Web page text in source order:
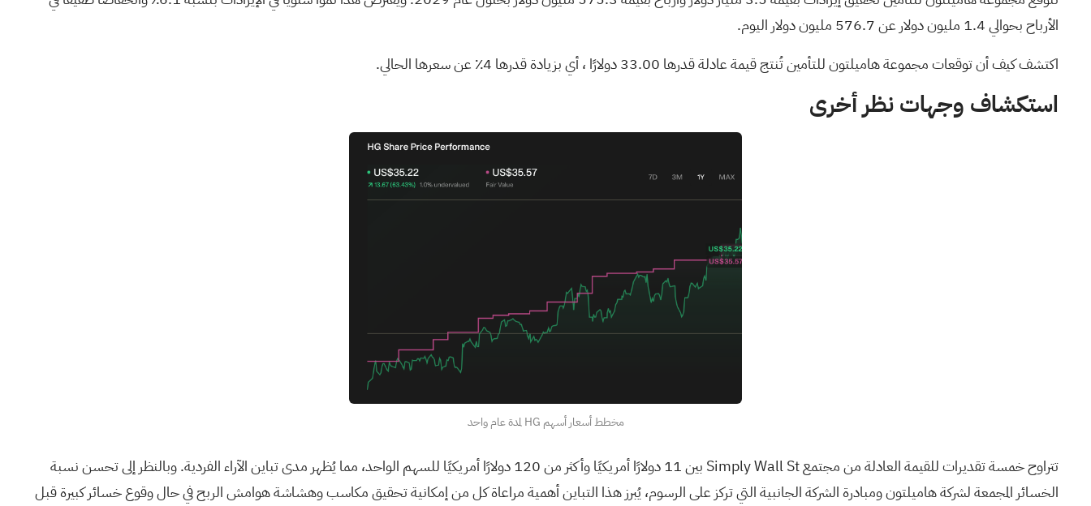
الأرباح بحوالي 1.4 مليون دولار عن 576.7 مليون دولار اليوم.
اكتشف كيف أن توقعات مجموعة هاميلتون للتأمين تُنتج قيمة عادلة قدرها 33.00 دولارًا
، أي بزيادة قدرها 4٪ عن سعرها الحالي.
استكشاف وجهات نظر أخرى
مخطط أسعار أسهم HG لمدة عام واحد
تتراوح خمسة تقديرات للقيمة العادلة من مجتمع Simply Wall St بين 11 دولارًا أمريكيًا وأكثر من 120 دولارًا أمريكيًا للسهم الواحد، مما يُظهر مدى تباين الآراء الفردية. وبالنظر إلى تحسن نسبة
الخسائر المجمعة لشركة هاميلتون ومبادرة الشركة الجانبية التي تركز على الرسوم، يُبرز هذا التباين أهمية مراعاة كل من إمكانية تحقيق مكاسب وهشاشة هوامش الربح في حال وقوع خسائر كبيرة قبل